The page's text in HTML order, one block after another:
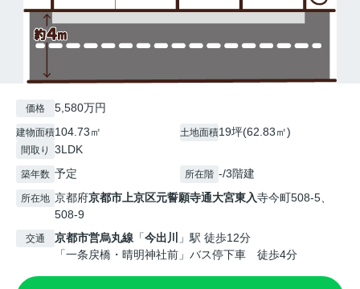
価格 5,580万円
建物面積104.73㎡ 土地面積19坪(62.83㎡)
間取り 3LDK
築年数 予定 所在階 -/3階建
所在地 京都府京都市上京区元誓願寺通大宮東入寺今町508-5、
508-9
交通 京都市営烏丸線 「今出川
」駅 徒歩12分
「一条戻橋・晴明神社前」バス停下車 徒歩4分